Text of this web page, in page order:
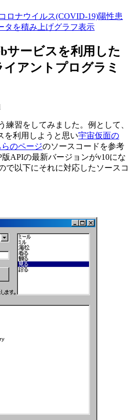
ロナウイルス(COVID-19)陽性患
タを積み上げグラフ表示
サービスを利用した
イアントプログラミ
練習をしてみました。例として、
を利用しようと思い宇宙仮面の
らのページのソースコードを参考
APIの最新バージョンがv10にな
で以下にそれに対応したソースコ